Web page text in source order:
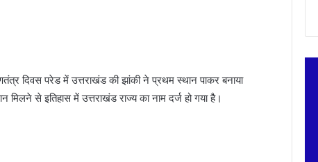
दिवस परेड में उत्तराखंड की झांकी ने प्रथम स्थान पाकर बनाया
से इतिहास में उत्तराखंड राज्य का नाम दर्ज हो गया है।